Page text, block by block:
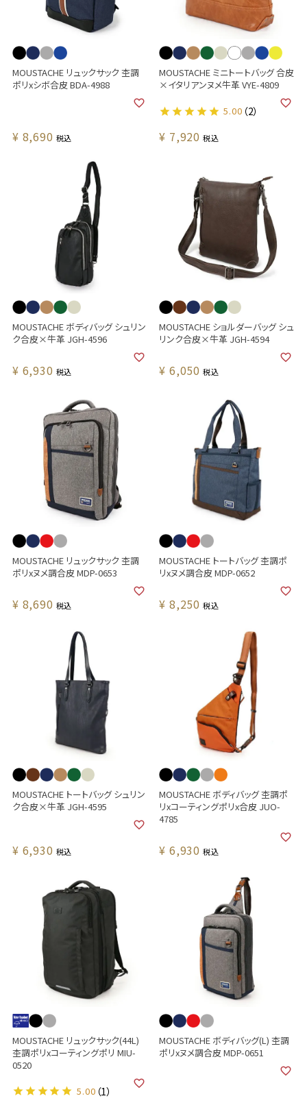
MOUSTACHE リュックサック 杢調
ポリxシボ合皮 BDA-4988
¥ 8,690 税込
MOUSTACHE ミニトートバッグ 合皮
×イタリアンヌメ牛革 VYE-4809
¥ 7,920 税込
5.00 （2）
MOUSTACHE ボディバッグ シュリン
ク合皮×牛革 JGH-4596
¥ 6,930 税込
MOUSTACHE ショルダーバッグ シュ
リンク合皮×牛革 JGH-4594
¥ 6,050 税込
MOUSTACHE リュックサック 杢調
ポリxヌメ調合皮 MDP-0653
¥ 8,690 税込
MOUSTACHE トートバッグ 杢調ポ
リxヌメ調合皮 MDP-0652
¥ 8,250 税込
MOUSTACHE トートバッグ シュリン
ク合皮×牛革 JGH-4595
¥ 6,930 税込
MOUSTACHE ボディバッグ 杢調ポ
リxコーティングポリx合皮 JUO-
4785
¥ 6,930 税込
MOUSTACHE リュックサック(44L)
杢調ポリxコーティングポリ MIU-
0520
5.00 （1）
MOUSTACHE ボディバッグ(L) 杢調
ポリxヌメ調合皮 MDP-0651